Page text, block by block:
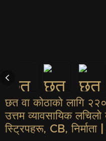
छत वा कोठाको लागि
उत्तम व्यावसायिक
स्ट्रिपहरू, CB, निर्माता